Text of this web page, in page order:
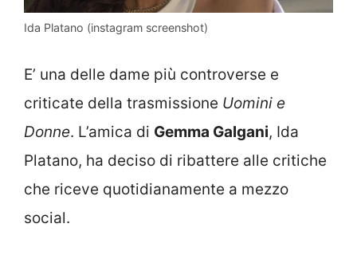
Ida Platano (instagram screenshot)
E’ una delle dame più controverse e
criticate della trasmissione Uomini e
Donne. L’amica di Gemma Galgani, Ida
Platano, ha deciso di ribattere alle critiche
che riceve quotidianamente a mezzo
social.